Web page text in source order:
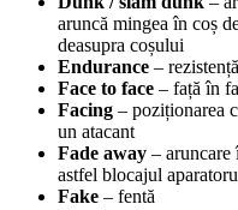
aruncă mingea în coș
deasupra coșului
Endurance – rezistență
Face to face – față în
Facing – poziționarea
un atacant
Fade away – aruncare
astfel blocajul
Fake – fentă